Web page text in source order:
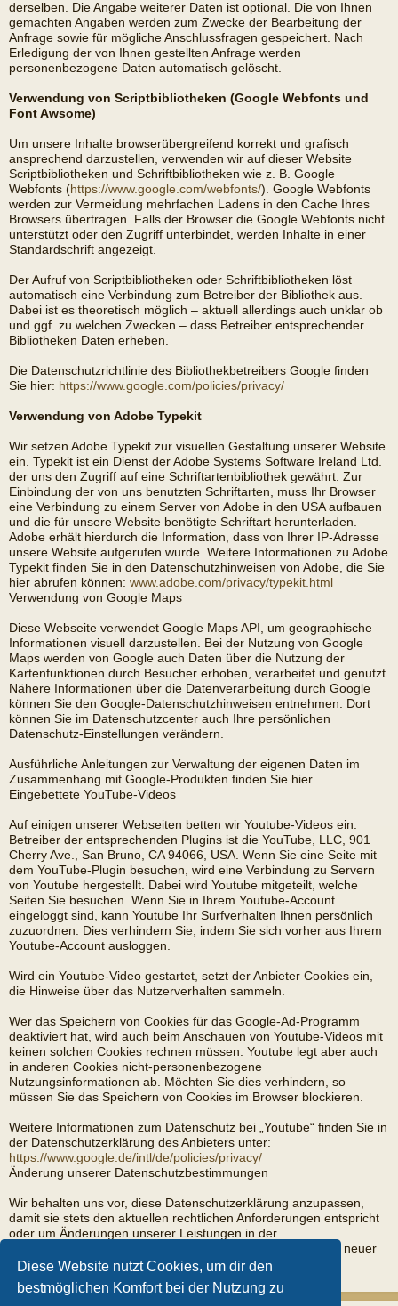
Diese Website nutzt Cookies, um dir den
bestmöglichen Komfort bei der Nutzung zu
derselben. Die Angabe weiterer Daten ist optional. Die von Ihnen
gemachten Angaben werden zum Zwecke der Bearbeitung der
Anfrage sowie für mögliche Anschlussfragen gespeichert. Nach
Erledigung der von Ihnen gestellten Anfrage werden
personenbezogene Daten automatisch gelöscht.
Verwendung von Scriptbibliotheken (Google Webfonts und
Font Awsome)
Um unsere Inhalte browserübergreifend korrekt und grafisch
ansprechend darzustellen, verwenden wir auf dieser Website
Scriptbibliotheken und Schriftbibliotheken wie z. B. Google
Webfonts (https://www.google.com/webfonts/). Google Webfonts
werden zur Vermeidung mehrfachen Ladens in den Cache Ihres
Browsers übertragen. Falls der Browser die Google Webfonts nicht
unterstützt oder den Zugriff unterbindet, werden Inhalte in einer
Standardschrift angezeigt.
Der Aufruf von Scriptbibliotheken oder Schriftbibliotheken löst
automatisch eine Verbindung zum Betreiber der Bibliothek aus.
Dabei ist es theoretisch möglich – aktuell allerdings auch unklar ob
und ggf. zu welchen Zwecken – dass Betreiber entsprechender
Bibliotheken Daten erheben.
Die Datenschutzrichtlinie des Bibliothekbetreibers Google finden
Sie hier: https://www.google.com/policies/privacy/
Verwendung von Adobe Typekit
Wir setzen Adobe Typekit zur visuellen Gestaltung unserer Website
ein. Typekit ist ein Dienst der Adobe Systems Software Ireland Ltd.
der uns den Zugriff auf eine Schriftartenbibliothek gewährt. Zur
Einbindung der von uns benutzten Schriftarten, muss Ihr Browser
eine Verbindung zu einem Server von Adobe in den USA aufbauen
und die für unsere Website benötigte Schriftart herunterladen.
Adobe erhält hierdurch die Information, dass von Ihrer IP-Adresse
unsere Website aufgerufen wurde. Weitere Informationen zu Adobe
Typekit finden Sie in den Datenschutzhinweisen von Adobe, die Sie
hier abrufen können: www.adobe.com/privacy/typekit.html
Verwendung von Google Maps
Diese Webseite verwendet Google Maps API, um geographische
Informationen visuell darzustellen. Bei der Nutzung von Google
Maps werden von Google auch Daten über die Nutzung der
Kartenfunktionen durch Besucher erhoben, verarbeitet und genutzt.
Nähere Informationen über die Datenverarbeitung durch Google
können Sie den Google-Datenschutzhinweisen entnehmen. Dort
können Sie im Datenschutzcenter auch Ihre persönlichen
Datenschutz-Einstellungen verändern.
Ausführliche Anleitungen zur Verwaltung der eigenen Daten im
Zusammenhang mit Google-Produkten finden Sie hier.
Eingebettete YouTube-Videos
Auf einigen unserer Webseiten betten wir Youtube-Videos ein.
Betreiber der entsprechenden Plugins ist die YouTube, LLC, 901
Cherry Ave., San Bruno, CA 94066, USA. Wenn Sie eine Seite mit
dem YouTube-Plugin besuchen, wird eine Verbindung zu Servern
von Youtube hergestellt. Dabei wird Youtube mitgeteilt, welche
Seiten Sie besuchen. Wenn Sie in Ihrem Youtube-Account
eingeloggt sind, kann Youtube Ihr Surfverhalten Ihnen persönlich
zuzuordnen. Dies verhindern Sie, indem Sie sich vorher aus Ihrem
Youtube-Account ausloggen.
Wird ein Youtube-Video gestartet, setzt der Anbieter Cookies ein,
die Hinweise über das Nutzerverhalten sammeln.
Wer das Speichern von Cookies für das Google-Ad-Programm
deaktiviert hat, wird auch beim Anschauen von Youtube-Videos mit
keinen solchen Cookies rechnen müssen. Youtube legt aber auch
in anderen Cookies nicht-personenbezogene
Nutzungsinformationen ab. Möchten Sie dies verhindern, so
müssen Sie das Speichern von Cookies im Browser blockieren.
Weitere Informationen zum Datenschutz bei „Youtube“ finden Sie in
der Datenschutzerklärung des Anbieters unter:
https://www.google.de/intl/de/policies/privacy/
Änderung unserer Datenschutzbestimmungen
Wir behalten uns vor, diese Datenschutzerklärung anzupassen,
damit sie stets den aktuellen rechtlichen Anforderungen entspricht
oder um Änderungen unserer Leistungen in der
Datenschutzerklärung umzusetzen, z.B. bei der Einführung neuer
Services. Für Ihren erneuten Besuch gilt dann die neue
Datenschutzerklärung.